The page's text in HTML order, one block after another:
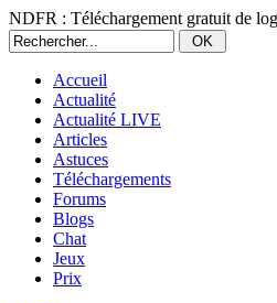
NDFR : Téléchargement gratuit de
Accueil
Actualité
Actualité LIVE
Articles
Astuces
Téléchargements
Forums
Blogs
Chat
Jeux
Prix